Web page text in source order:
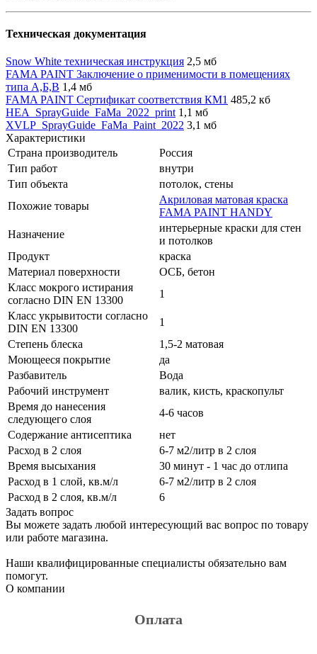
Техническая документация
Snow White техническая инструкция 2,5 мб
FAMA PAINT Заключение о применимости в помещениях
типа А,Б,В 1,4 мб
FAMA PAINT Сертификат соответствия КМ1 485,2 кб
HEA_SprayGuide_FaMa_2022_print 1,1 мб
XVLP_SprayGuide_FaMa_Paint_2022 3,1 мб
Характеристики
Страна производитель
Россия
Тип работ
внутри
Тип объекта
потолок, стены
Похожие товары
Акриловая матовая краска
FAMA PAINT HANDY
Назначение
интерьерные краски для стен
и потолков
Продукт
краска
Материал поверхности
ОСБ, бетон
Класс мокрого истирания
согласно DIN EN 13300
1
Класс укрывитости согласно
DIN EN 13300
1
Степень блеска
1,5-2 матовая
Моющееся покрытие
да
Разбавитель
Вода
Рабочий инструмент
валик, кисть, краскопульт
Время до нанесения
следующего слоя
4-6 часов
Содержание антисептика
нет
Расход в 2 слоя
6-7 м2/литр в 2 слоя
Время высыхания
30 минут - 1 час до отлипа
Расход в 1 слой, кв.м/л
6-7 м2/литр в 2 слоя
Расход в 2 слоя, кв.м/л
6
Задать вопрос
Вы можете задать любой интересующий вас вопрос по товару
или работе магазина.
Наши квалифицированные специалисты обязательно вам
помогут.
О компании
Оплата